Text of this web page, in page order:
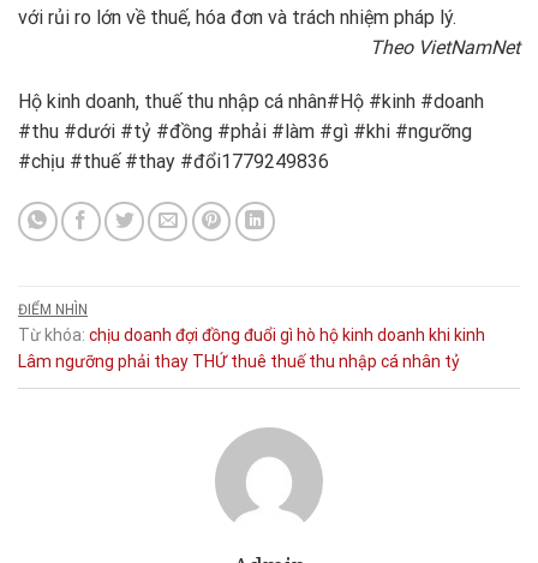
với rủi ro lớn về thuế, hóa đơn và trách nhiệm pháp lý.
Theo VietNamNet
Hộ kinh doanh, thuế thu nhập cá nhân#Hộ #kinh #doanh
#thu #dưới #tỷ #đồng #phải #làm #gì #khi #ngưỡng
#chịu #thuế #thay #đổi1779249836
ĐIỂM NHÌN
Từ khóa: chịu doanh đợi đồng đuổi gì hò hộ kinh doanh khi kinh
Lâm ngưỡng phải thay THỨ thuê thuế thu nhập cá nhân tỷ